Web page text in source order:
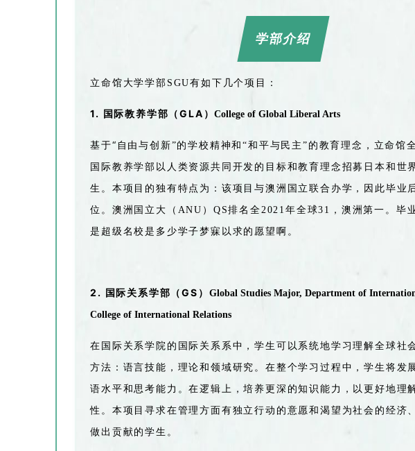
学部介绍
立命馆大学学部 SGU有如下几个项目：
1. 国际教养学部（GLA ）College of Global Liberal Arts
基于“ 自由与创新”的学校精神和“和平与民主” 的教育理念，立命馆
国际教养学部 以 人类资源 共同 开发的目标和教育 理念 招募日本和世
生 。本项目的独有特点为：该项目与澳洲国立联合办学，因此毕业
位。澳洲国立大（ ANU ） QS排名全 2021 年全球31 ，澳洲第一。毕
是超级名校是多少学子梦寐以求的愿望啊。
2. 国际关系学部（GS ） Global Studies Major, Department of
College of International Relations
在国际关系学院的国际关系系中，学生可以系统地学习理解全球社
方法：语言技能，理论和领域研究。在整个学习过程中，学生将发
语水平和思考能力 。在逻辑上 ，培养更深的知识能力，以更好地理
性。 本项目寻求在管理方面有独立行动的意愿和渴望为社会 的 经济
做出贡献的学生。